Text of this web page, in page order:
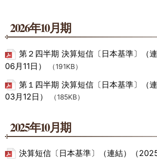
2026年10月期
第２四半期 決算短信〔日本基準〕（
06月11日）
（191KB）
第１四半期 決算短信〔日本基準〕（
03月12日）
（185KB）
2025年10月期
決算短信〔日本基準〕（連結）（2025